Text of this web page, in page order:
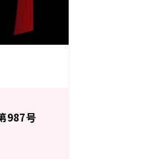
987号